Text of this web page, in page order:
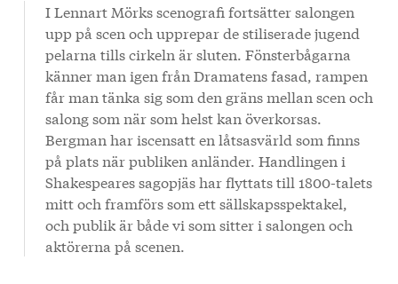
I Lennart Mörks scenografi fortsätter salongen
upp på scen och upprepar de stiliserade jugend
pelarna tills cirkeln är sluten. Fönsterbågarna
känner man igen från Dramatens fasad, rampen
får man tänka sig som den gräns mellan scen och
salong som när som helst kan överkorsas.
Bergman har iscensatt en låtsasvärld som finns
på plats när publiken anländer. Handlingen i
Shakespeares sagopjäs har flyttats till 1800-talets
mitt och framförs som ett sällskapsspektakel,
och publik är både vi som sitter i salongen och
aktörerna på scenen.